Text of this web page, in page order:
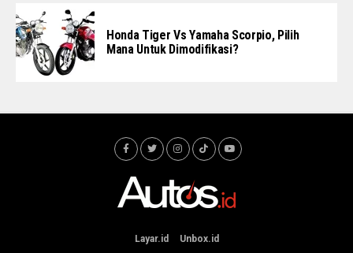
Honda Tiger Vs Yamaha Scorpio, Pilih
Mana Untuk Dimodifikasi?
Layar.id Unbox.id